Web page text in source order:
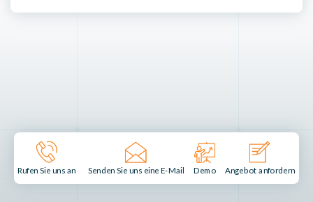
Rufen Sie uns an Senden Sie uns eine E-Mail Demo Angebot anfordern